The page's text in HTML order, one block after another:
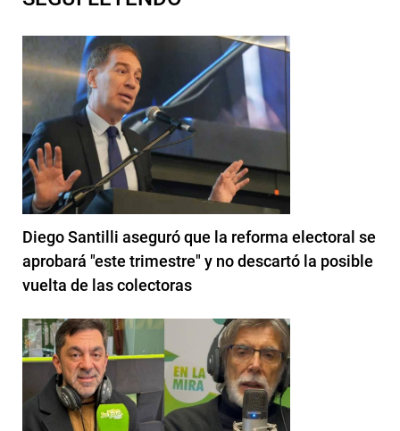
Diego Santilli aseguró que la reforma electoral se
aprobará "este trimestre" y no descartó la posible
vuelta de las colectoras